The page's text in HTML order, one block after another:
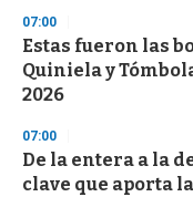
07:00
Estas fueron las
Quiniela y
2026
07:00
De la entera a la
clave que aporta